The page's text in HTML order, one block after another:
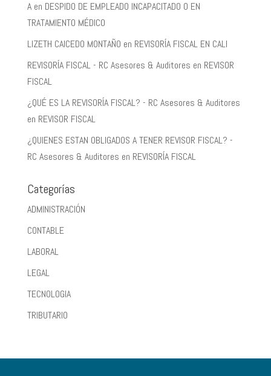
Aen DESPIDO DE EMPLEADO INCAPACITADO O EN
TRATAMIENTO MÉDICO
LIZETH CAICEDO MONTAÑO en REVISORÍA FISCAL EN CALI
REVISORÍA FISCAL - RC Asesores & Auditores en REVISOR
FISCAL
¿QUÉ ES LA REVISORÍA FISCAL? - RC Asesores & Auditores
en REVISOR FISCAL
¿QUIENES ESTAN OBLIGADOS A TENER REVISOR FISCAL? -
RC Asesores & Auditores en REVISORÍA FISCAL
Categorías
ADMINISTRACIÓN
CONTABLE
LABORAL
LEGAL
TECNOLOGIA
TRIBUTARIO